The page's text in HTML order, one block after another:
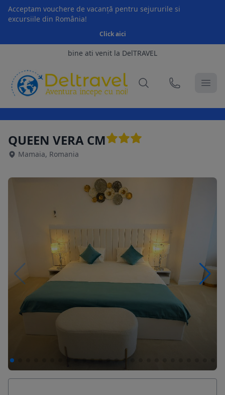
Acceptam vouchere de vacanță pentru sejururile si
excursiile din România!
Click aici
bine ati venit la DelTRAVEL
QUEEN VERA CM
Mamaia, Romania